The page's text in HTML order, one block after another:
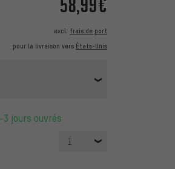
excl. frais de port
pour la livraison vers États-Unis
3 jours ouvrés
1